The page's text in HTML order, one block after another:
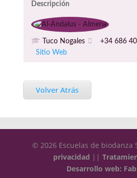
Descripción
Tuco Nogales +34 686
Sitio Web
Volver Atrás
© 2026 Escuelas de biodanza
privacidad ||
Desarrollo web: